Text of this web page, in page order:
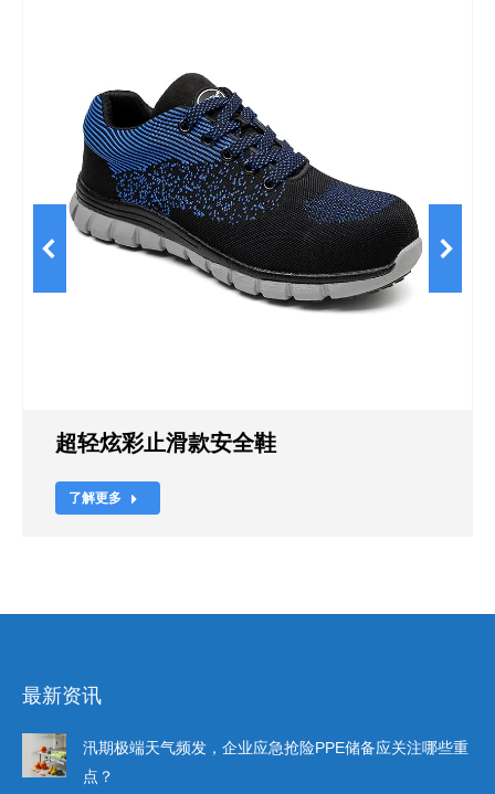
超轻炫彩止滑款安全鞋
了解更多
最新资讯
汛期极端天气频发，企业应急抢险PPE储备应关注哪些重
点？